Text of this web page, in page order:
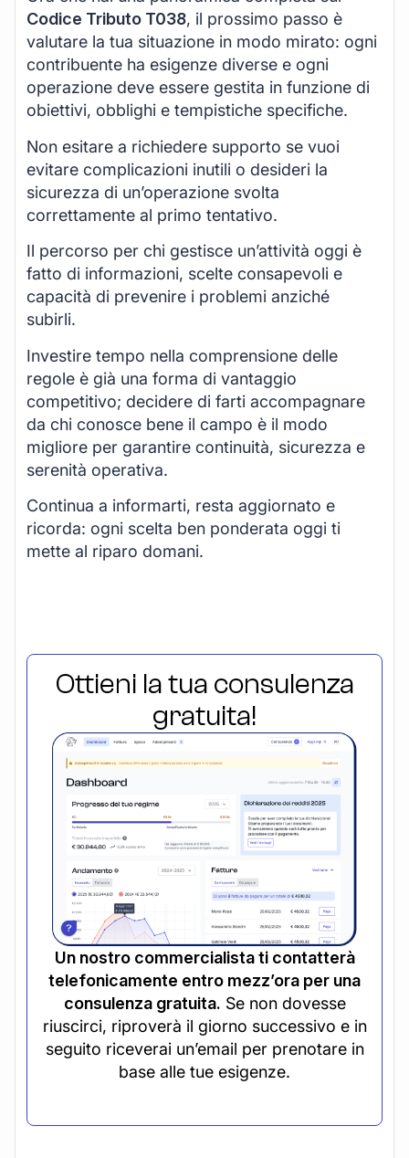
Codice Tributo T038, il prossimo passo è
valutare la tua situazione in modo mirato: ogni
contribuente ha esigenze diverse e ogni
operazione deve essere gestita in funzione di
obiettivi, obblighi e tempistiche specifiche.
Non esitare a richiedere supporto se vuoi
evitare complicazioni inutili o desideri la
sicurezza di un’operazione svolta
correttamente al primo tentativo.
Il percorso per chi gestisce un’attività oggi è
fatto di informazioni, scelte consapevoli e
capacità di prevenire i problemi anziché
subirli.
Investire tempo nella comprensione delle
regole è già una forma di vantaggio
competitivo; decidere di farti accompagnare
da chi conosce bene il campo è il modo
migliore per garantire continuità, sicurezza e
serenità operativa.
Continua a informarti, resta aggiornato e
ricorda: ogni scelta ben ponderata oggi ti
mette al riparo domani.
Ottieni la tua consulenza
gratuita!
Un nostro commercialista ti contatterà
telefonicamente entro mezz’ora per una
consulenza gratuita. Se non dovesse
riuscirci, riproverà il giorno successivo e in
seguito riceverai un’email per prenotare in
base alle tue esigenze.